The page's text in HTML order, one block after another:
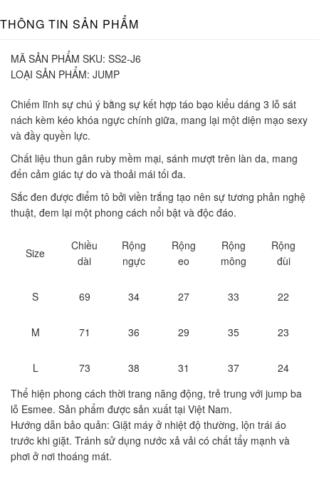
THÔNG TIN SẢN PHẨM
MÃ SẢN PHẨM SKU: SS2-J6
LOẠI SẢN PHẨM: JUMP
Chiếm lĩnh sự chú ý bằng sự kết hợp táo bạo kiểu dáng 3 lỗ sát
nách kèm kéo khóa ngực chính giữa, mang lại một diện mạo sexy
và đầy quyền lực.
Chất liệu thun gân ruby mềm mại, sánh mượt trên làn da, mang
đến cảm giác tự do và thoải mái tối đa.
Sắc đen được điểm tô bởi viền trắng tạo nên sự tương phản nghệ
thuật, đem lại một phong cách nổi bật và độc đáo.
Size
Chiều
dài
Rộng
ngực
Rộng
eo
Rộng
mông
Rộng
đùi
S 69 34 27 33 22
M 71 36 29 35 23
L 73 38 31 37
24
Thể hiện phong cách thời trang năng động, trẻ trung với jump ba
lỗ Esmee. Sản phẩm được sản xuất tại Việt Nam.
Hướng dẫn bảo quản: Giặt máy ở nhiệt độ thường, lộn trái áo
trước khi giặt. Tránh sử dụng nước xả vải có chất tẩy mạnh và
phơi ở nơi thoáng mát.